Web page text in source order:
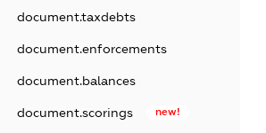
document.taxdebts
document.enforcements
document.balances
document.scorings new!